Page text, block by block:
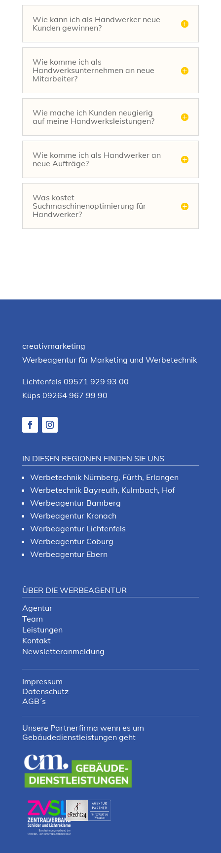
Wie kann ich als Handwerker neue
Kunden gewinnen?
Wie komme ich als
Handwerksunternehmen an neue
Mitarbeiter?
Wie mache ich Kunden neugierig
auf meine Handwerksleistungen?
Wie komme ich als Handwerker an
neue Aufträge?
Was kostet
Suchmaschinenoptimierung für
Handwerker?
creativmarketing
Werbeagentur für Marketing und Werbetechnik
Lichtenfels 09571 929 93 00
Küps 09264 967 99 90
IN DIESEN REGIONEN FINDEN SIE UNS
Werbetechnik Nürnberg, Fürth, Erlangen
Werbetechnik Bayreuth, Kulmbach, Hof
Werbeagentur Bamberg
Werbeagentur Kronach
Werbeagentur Lichtenfels
Werbeagentur Coburg
Werbeagentur Ebern
ÜBER DIE WERBEAGENTUR
Agentur
Team
Leistungen
Kontakt
Newsletteranmeldung
Impressum
Datenschutz
AGB´s
Unsere Partnerfirma wenn es um
Gebäudedienstleistungen geht